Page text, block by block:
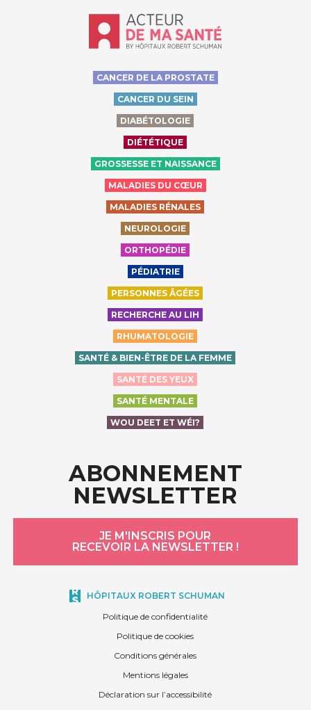
Accueil - Acteur de ma santé, by
CANCER DE LA PROSTATE
CANCER DU SEIN
DIABÉTOLOGIE
DIÉTÉTIQUE
GROSSESSE ET NAISSANCE
MALADIES DU CŒUR
MALADIES RÉNALES
NEUROLOGIE
ORTHOPÉDIE
PÉDIATRIE
PERSONNES ÂGÉES
RECHERCHE AU LIH
RHUMATOLOGIE
SANTÉ & BIEN-ÊTRE DE LA FEMME
SANTÉ DES YEUX
SANTÉ MENTALE
WOU DEET ET WÉI?
ABONNEMENT
NEWSLETTER
JE M'INSCRIS POUR
RECEVOIR LA NEWSLETTER !
HÔPITAUX ROBERT SCHUMAN
Politique de confidentialité
Politique de cookies
Conditions générales
Mentions légales
Déclaration sur l’accessibilité